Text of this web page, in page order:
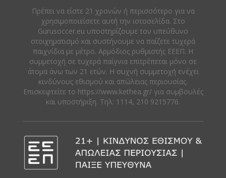
Πρέπει να είστε 21 χρονών ή περισσότερο για να
χρησιμοποιείσετε αυτή την ιστοσελίδα. Στο
Gurusoccer.eu υποστηρίζουμε τον υπεύθυνο
στοιχηματισμό και συστήνουμε να παίζετε τυχερά
παιχνίδια με μέτρο. Αρμόδιος ρυθμιστής ΕΕΕΠ. Η
συμμετοχή σε τυχερά παίγνια επιτρέπεται μόνο σε
άτομα άνω των 21 ετών. Η συχνή συμμετοχή ενέχει
κινδύνους εθισμού και απώλειας περιουσίας.
Eπισκεφτείτε το https://www.kethea.gr/ για συμβουλές
και υποστήριξη. Tηλ: 1114, 210 9215776.